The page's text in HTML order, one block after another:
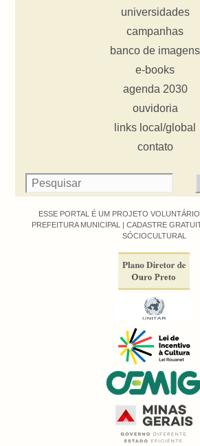
universidades
campanhas
banco de imagens
e-books
agenda 2030
ouvidoria
links local/global
contato
ESSE PORTAL É UM PROJETO
PREFEITURA MUNICIPAL | CADASTRE
SÓCIOCULTURAL